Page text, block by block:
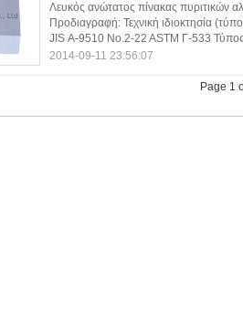
Λευκός ανώτατος πίνακας πυριτικών
Προδιαγραφή: Τεχνική ιδιοκτησία
JIS Α-9510 No.2-22 ASTM Γ-533
2014-09-11 23:56:07
Page 1